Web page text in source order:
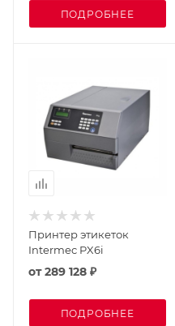
ПОДРОБНЕЕ
Принтер этикеток
Intermec PX6i
от289 128 ₽
ПОДРОБНЕЕ